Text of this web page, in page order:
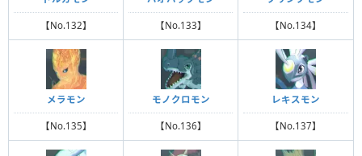
【No.132】 【No.133】 【No.134】
メラモン
【No.135】
モノクロモン
【No.136】
レキスモン
【No.137】